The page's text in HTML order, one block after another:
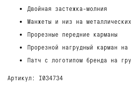
Двойная застежка-молния
Манжеты и низ на
Прорезные передние карманы
Прорезной нагрудный карман на
Патч с логотипом бренда на
Артикул: I034734